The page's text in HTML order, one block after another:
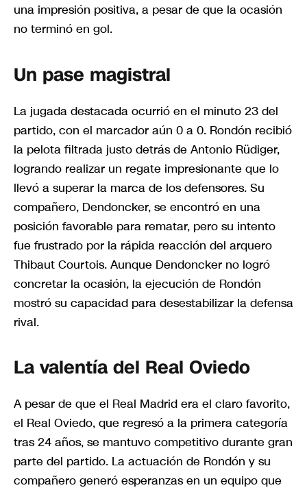
una impresión positiva, a pesar de que la ocasión
no terminó en gol.
Un pase magistral
La jugada destacada ocurrió en el minuto 23 del
partido, con el marcador aún 0 a 0. Rondón recibió
la pelota filtrada justo detrás de Antonio Rüdiger,
logrando realizar un regate impresionante que lo
llevó a superar la marca de los defensores. Su
compañero, Dendoncker, se encontró en una
posición favorable para rematar, pero su intento
fue frustrado por la rápida reacción del arquero
Thibaut Courtois. Aunque Dendoncker no logró
concretar la ocasión, la ejecución de Rondón
mostró su capacidad para desestabilizar la defensa
rival.
La valentía del Real Oviedo
A pesar de que el Real Madrid era el claro favorito,
el Real Oviedo, que regresó a la primera categoría
tras 24 años, se mantuvo competitivo durante gran
parte del partido. La actuación de Rondón y su
compañero generó esperanzas en un equipo que